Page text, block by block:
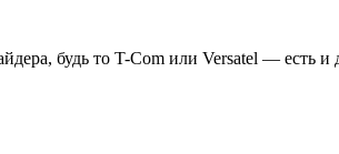
будь то T-Com или Versatel — есть и